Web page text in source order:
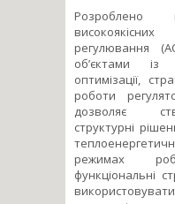
Розроблено
регулювання
об’єктами із
оптимізації,
роботи
дозволяє
структурні
режимах
функціональні